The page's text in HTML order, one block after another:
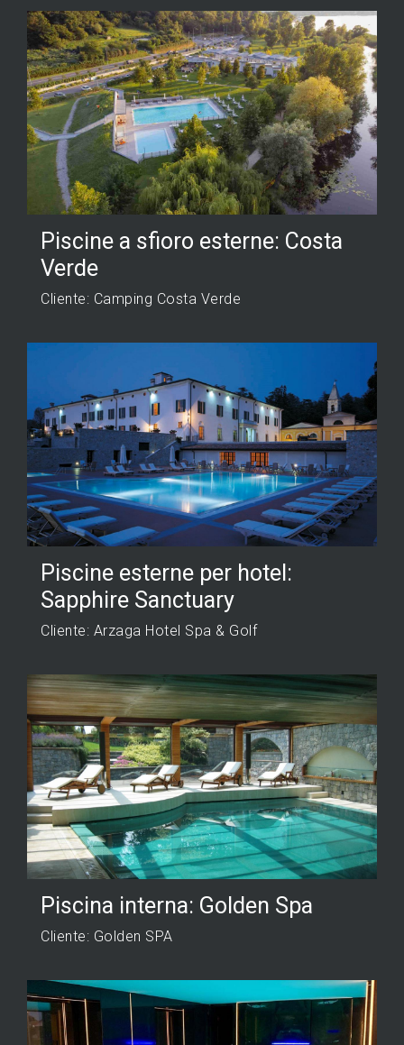
Piscine a sfioro esterne: Costa
Verde
Cliente: Camping Costa Verde
Piscine esterne per hotel:
Sapphire Sanctuary
Cliente: Arzaga Hotel Spa & Golf
Piscina interna: Golden Spa
Cliente: Golden SPA